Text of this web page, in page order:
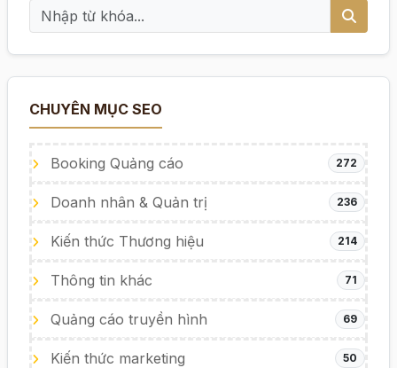
CHUYÊN MỤC SEO
Booking Quảng cáo 272
Doanh nhân & Quản trị 236
Kiến thức Thương hiệu 214
Thông tin khác 71
Quảng cáo truyền hình 69
Kiến thức marketing 50